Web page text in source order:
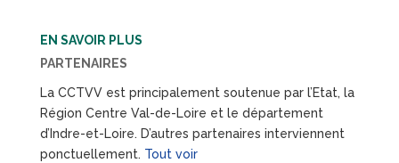
EN SAVOIR PLUS
PARTENAIRES
La CCTVV est principalement soutenue par l’Etat, la
Région Centre Val-de-Loire et le département
d’Indre-et-Loire. D’autres partenaires interviennent
ponctuellement. Tout voir